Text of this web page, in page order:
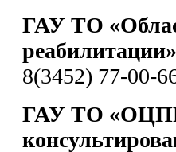
ГАУ ТО
реабилитации»
8(3452) 77-00-
ГАУ ТО